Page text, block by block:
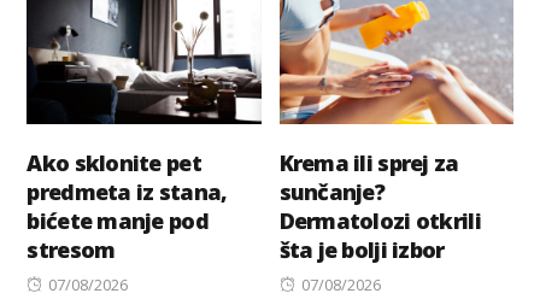
Ako sklonite pet
predmeta iz stana,
bićete manje pod
stresom
Posted
07/08/2026
Krema ili sprej za
sunčanje?
Dermatolozi otkrili
šta je bolji izbor
Posted
07/08/2026